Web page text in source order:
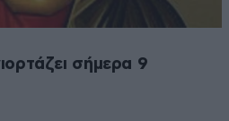
σήμερα 9